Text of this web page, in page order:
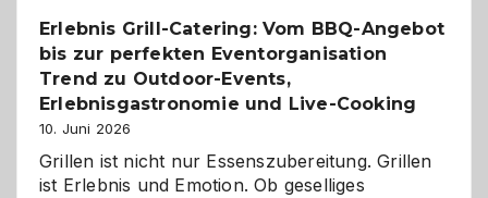
Erlebnis Grill-Catering: Vom BBQ-Angebot
bis zur perfekten Eventorganisation
Trend zu Outdoor-Events,
Erlebnisgastronomie und Live-Cooking
10. Juni 2026
Grillen ist nicht nur Essenszubereitung. Grillen
ist Erlebnis und Emotion. Ob geselliges